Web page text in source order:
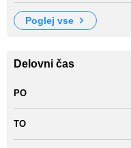
poglej vse
Delovni čas
PO
TO